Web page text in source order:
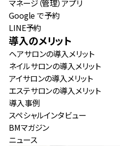
マネージ（管理）アプリ
Google で予約
LINE予約
導入のメリット
ヘアサロンの導入メリット
ネイルサロンの導入メリット
アイサロンの導入メリット
エステサロンの導入メリット
導入事例
スペシャルインタビュー
BMマガジン
ニュース